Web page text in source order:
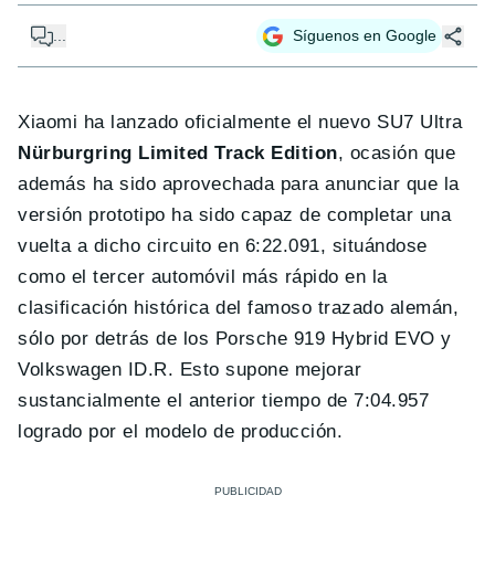
... Síguenos en Google
Xiaomi ha lanzado oficialmente el nuevo SU7 Ultra
Nürburgring Limited Track Edition, ocasión que
además ha sido aprovechada para anunciar que la
versión prototipo ha sido capaz de completar una
vuelta a dicho circuito en 6:22.091, situándose
como el tercer automóvil más rápido en la
clasificación histórica del famoso trazado alemán,
sólo por detrás de los Porsche 919 Hybrid EVO y
Volkswagen ID.R. Esto supone mejorar
sustancialmente el anterior tiempo de 7:04.957
logrado por el modelo de producción.